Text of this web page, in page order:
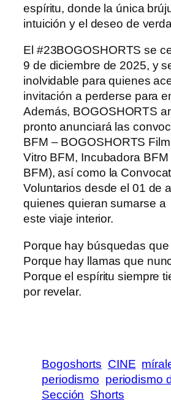
espíritu, donde la única
intuición y el deseo de
El #23BOGOSHORTS se
9 de diciembre de 2025, y
inolvidable para quienes
invitación a perderse para
Además, BOGOSHORTS
pronto anunciará las
BFM – BOGOSHORTS
Vitro BFM, Incubadora
BFM), así como la
Voluntarios desde el 01 de
quienes quieran sumarse a
este viaje interior.
Porque hay búsquedas
Porque hay llamas que
Porque el espíritu siempre
por revelar.
Bogoshorts CINE
periodismo periodismo
Sección Shorts